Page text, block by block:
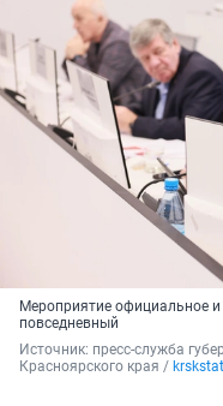
Мероприятие официальное и
повседневный
Источник: пресс-служба
Красноярского края /